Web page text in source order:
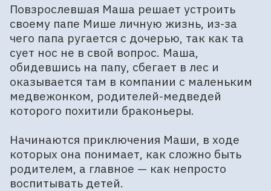
Повзрослевшая Маша решает устроить
своему папе Мише личную жизнь, из-за
чего папа ругается с дочерью, так как та
сует нос не в свой вопрос. Маша,
обидевшись на папу, сбегает в лес и
оказывается там в компании с маленьким
медвежонком, родителей-медведей
которого похитили браконьеры.
Начинаются приключения Маши, в ходе
которых она понимает, как сложно быть
родителем, а главное — как непросто
воспитывать детей.